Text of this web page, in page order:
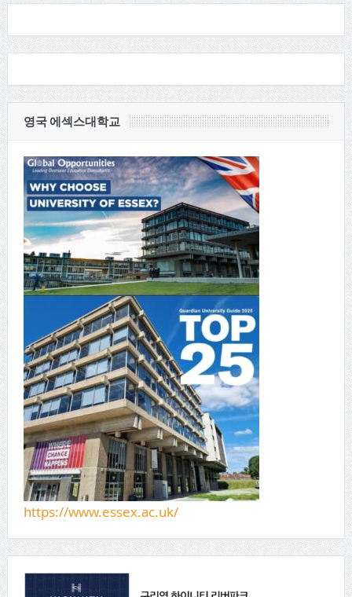
영국 에섹스대학교
https://www.essex.ac.uk/